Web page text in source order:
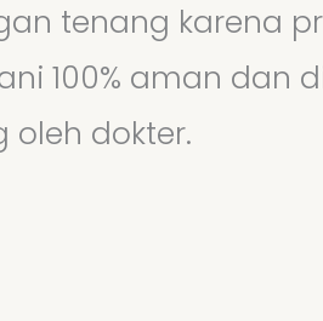
tenang karena
100% aman dan
oleh dokter.